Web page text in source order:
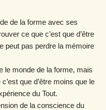
de la forme avec ses
ce que c’est que d’être
peut pas perdre la mémoire
le monde de la forme, mais
que d’être moins que le
du Tout.
de la conscience du